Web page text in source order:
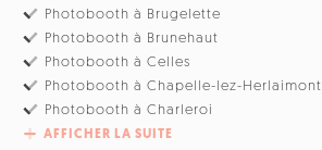
Photobooth à Brugelette
Photobooth à Brunehaut
Photobooth à Celles
Photobooth à Chapelle-lez-Herlaimont
Photobooth à Charleroi
AFFICHER LA SUITE